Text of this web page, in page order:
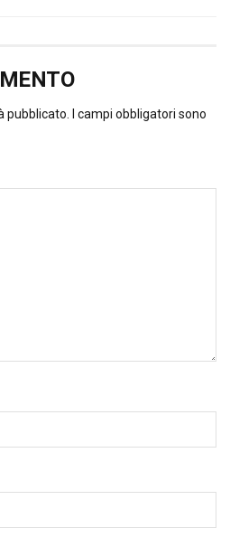
pubblicato. I campi obbligatori sono